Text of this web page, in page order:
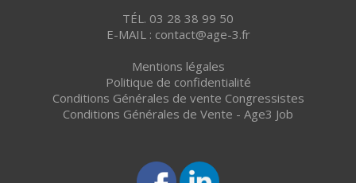
TÉL. 03 28 38 99 50
E-MAIL : contact@age-3.fr
Mentions légales
Politique de confidentialité
Conditions Générales de vente Congressistes
Conditions Générales de Vente - Age3 Job